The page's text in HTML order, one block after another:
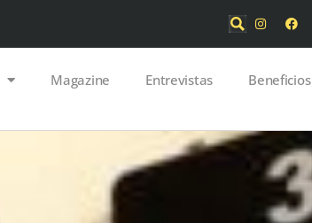
Magazine Entrevistas Beneficios